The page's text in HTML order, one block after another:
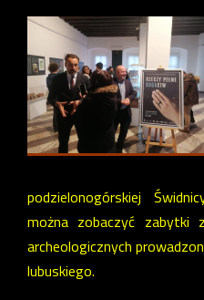
podzielonogórskiej
można zobaczyć zabytki
archeologicznych
lubuskiego.